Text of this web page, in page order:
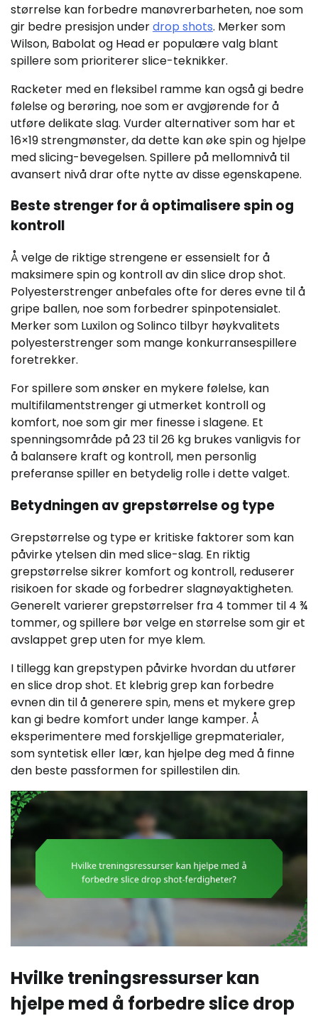
størrelse kan forbedre manøvrerbarheten, noe som
gir bedre presisjon underdrop shots. Merker som
Wilson, Babolat og Head er populære valg blant
spillere som prioriterer slice-teknikker.
Racketer med en fleksibel ramme kan også gi bedre
følelse og berøring, noe som er avgjørende for å
utføre delikate slag. Vurder alternativer som har et
16×19 strengmønster, da dette kan øke spin og hjelpe
med slicing-bevegelsen. Spillere på mellomnivå til
avansert nivå drar ofte nytte av disse egenskapene.
Beste strenger for å optimalisere spin og
kontroll
Å velge de riktige strengene er essensielt for å
maksimere spin og kontroll av din slice drop shot.
Polyesterstrenger anbefales ofte for deres evne til å
gripe ballen, noe som forbedrer spinpotensialet.
Merker som Luxilon og Solinco tilbyr høykvalitets
polyesterstrenger som mange konkurransespillere
foretrekker.
For spillere som ønsker en mykere følelse, kan
multifilamentstrenger gi utmerket kontroll og
komfort, noe som gir mer finesse i slagene. Et
spenningsområde på 23 til 26 kg brukes vanligvis for
å balansere kraft og kontroll, men personlig
preferanse spiller en betydelig rolle i dette valget.
Betydningen av grepstørrelse og type
Grepstørrelse og type er kritiske faktorer som kan
påvirke ytelsen din med slice-slag. En riktig
grepstørrelse sikrer komfort og kontroll, reduserer
risikoen for skade og forbedrer slagnøyaktigheten.
Generelt varierer grepstørrelser fra 4 tommer til 4 ¾
tommer, og spillere bør velge en størrelse som gir et
avslappet grep uten for mye klem.
I tillegg kan grepstypen påvirke hvordan du utfører
en slice drop shot. Et klebrig grep kan forbedre
evnen din til å generere spin, mens et mykere grep
kan gi bedre komfort under lange kamper. Å
eksperimentere med forskjellige grepmaterialer,
som syntetisk eller lær, kan hjelpe deg med å finne
den beste passformen for spillestilen din.
Hvilke treningsressurser kan
hjelpe med å forbedre slice drop